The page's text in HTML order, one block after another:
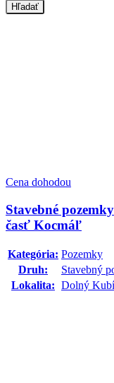
Hľadať
Cena dohodou
Stavebné
časť Kocmáľ
Kategória: Pozemky
Druh:
Stavebný
Lokalita: Dolný